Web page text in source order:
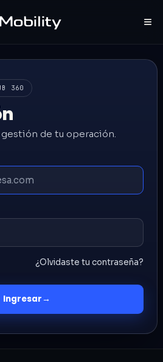
≡
360
de tu operación.
¿Olvidaste tu contraseña?
Ingresar→